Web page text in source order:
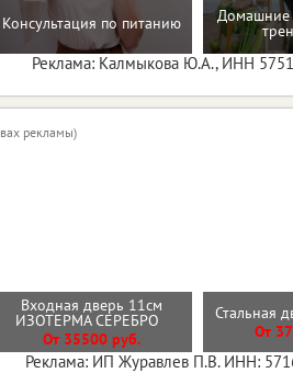
Консультация по питанию Домашние
Реклама: Калмыкова Ю.А., ИНН
рекламы)
Входная дверь 11см
ИЗОТЕРМА СЕРЕБРО
От 35500 руб.
Стальная
От
Реклама: ИП Журавлев П.В. ИНН: